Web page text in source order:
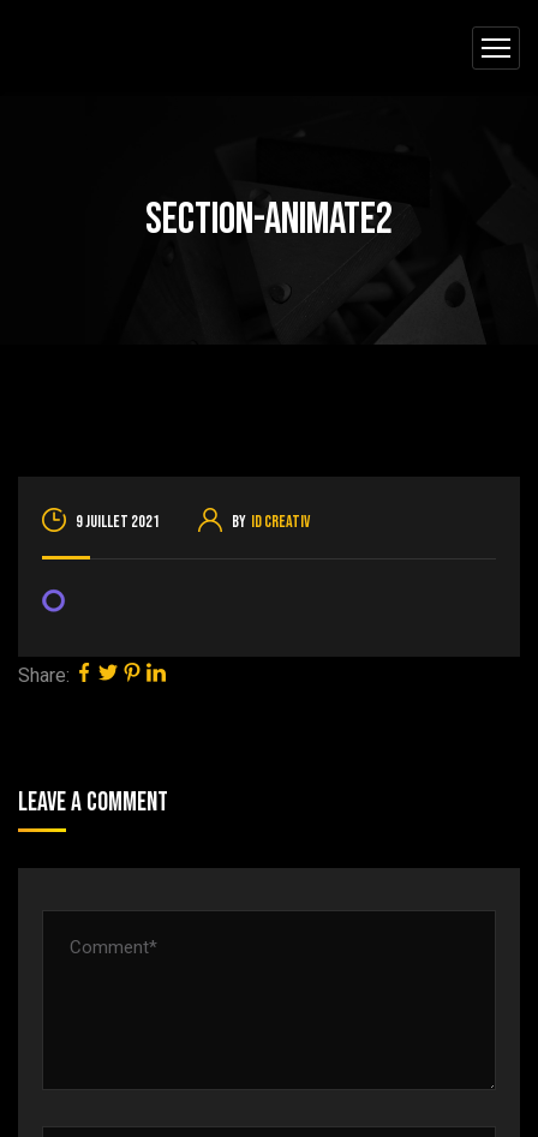
section-animate2
9 juillet 2021 By ID Creativ
Share:
Leave A Comment